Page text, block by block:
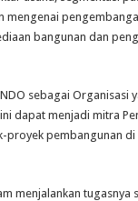
mengenai
bangunan dan
sebagai Organisasi
dapat menjadi mitra
proyek pembangunan di
menjalankan tugasnya